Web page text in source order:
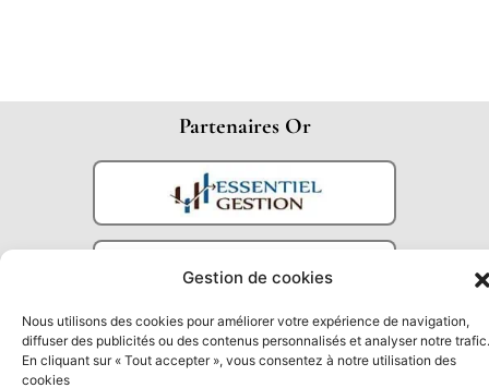
Gestion de cookies
Nous utilisons des cookies pour améliorer votre expérience de navigation,
diffuser des publicités ou des contenus personnalisés et analyser notre trafic.
En cliquant sur « Tout accepter », vous consentez à notre utilisation des
cookies
Partenaires Or